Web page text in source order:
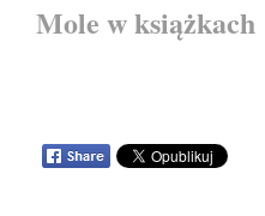
Mole w książkach